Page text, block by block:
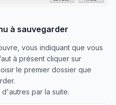
à sauvegarder
vous indiquant que vous
à présent cliquer sur
le premier dossier que
par la suite.